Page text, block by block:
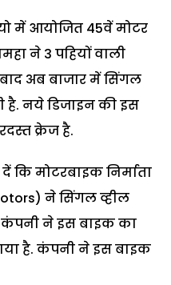
में आयोजित 45वें मोटर
ने 3 पहियों वाली
अब बाजार में सिंगल
है. नये डिजाइन की इस
क्रेज है.
मोटरबाइक निर्माता
ने सिंगल व्हील
कंपनी ने इस बाइक का
है. कंपनी ने इस बाइक